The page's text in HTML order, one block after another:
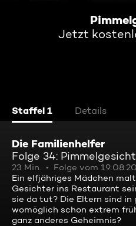
Jetzt
Staffel 1 Details
Die Familienhelfer
Folge 34: Pimmelgesicht
23 Min. Folge vom
Ein elfjähriges Mädchen
Gesichter ins Restaurant
sie da tut? Die Eltern sind in
womöglich schon extrem
ganz anderes Geheimnis?